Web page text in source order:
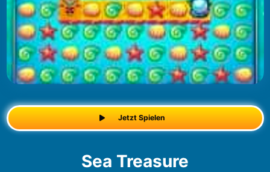
Jetzt Spielen
Sea Treasure